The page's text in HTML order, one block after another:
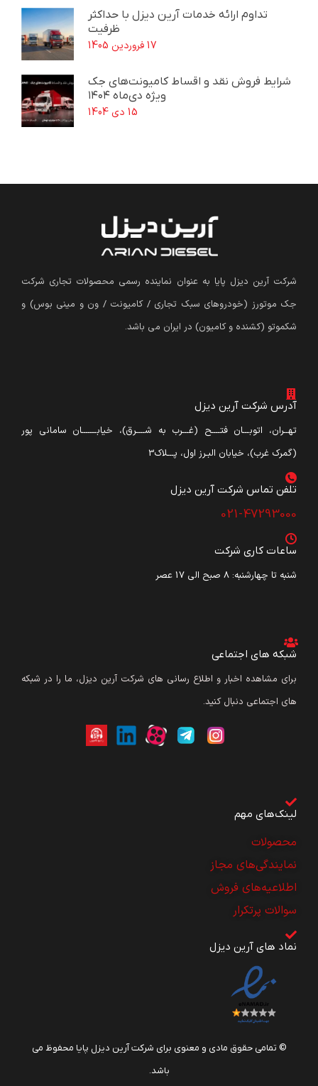
تداوم ارائه خدمات آرین دیزل با حداکثر
ظرفیت
17 فروردین 1405
شرایط فروش نقد و اقساط کامیونت‌های جک
ویژه دی‌ماه ۱۴۰۴
15 دی 1404
شرکت آرین دیزل پایا به عنوان نماینده رسمی محصولات تجاری شرکت
جک موتورز (خودروهای سبک تجاری / کامیونت / ون و مینی بوس) و
شکموتو (کشنده و کامیون) در ایران می باشد.
آدرس شرکت آرین دیزل
تهــران، اتوبـــان فتــــح (غـــرب به شــــرق)، خیابـــــــان سامانی پور
(گمرک غرب)، خیابان البـرز اول، پـــلاک3
تلفن تماس شرکت آرین دیزل​
021-47293000
ساعات کاری شرکت
شنبه تا چهارشنبه: ۸ صبح الی 17 عصر
شبکه های اجتماعی
برای مشاهده اخبار و اطلاع رسانی های شرکت آرین دیزل، ما را در شبکه
های اجتماعی دنبال کنید.
لینک‌های مهم
محصولات
نمایندگی‌های مجاز
اطلاعیه‌های فروش
سوالات پرتکرار
نماد های آرین دیزل
© تمامی حقوق مادی و معنوی برای شرکت آرین دیزل پایا محفوظ می
باشد.